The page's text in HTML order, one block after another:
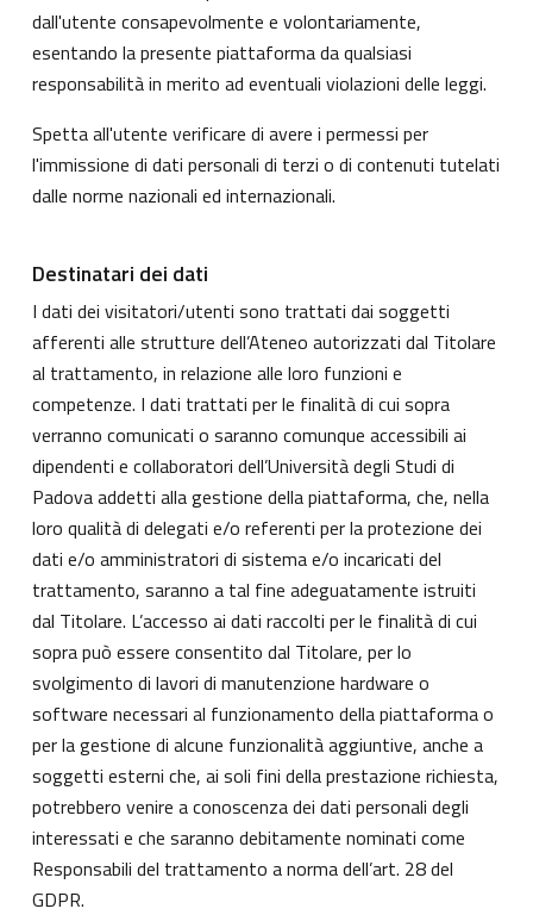
dall'utente consapevolmente e volontariamente,
esentando la presente piattaforma da qualsiasi
responsabilità in merito ad eventuali violazioni delle leggi.
Spetta all'utente verificare di avere i permessi per
l'immissione di dati personali di terzi o di contenuti tutelati
dalle norme nazionali ed internazionali.
Destinatari dei dati
I dati dei visitatori/utenti sono trattati dai soggetti
afferenti alle strutture dell’Ateneo autorizzati dal Titolare
al trattamento, in relazione alle loro funzioni e
competenze. I dati trattati per le finalità di cui sopra
verranno comunicati o saranno comunque accessibili ai
dipendenti e collaboratori dell’Università degli Studi di
Padova addetti alla gestione della piattaforma, che, nella
loro qualità di delegati e/o referenti per la protezione dei
dati e/o amministratori di sistema e/o incaricati del
trattamento, saranno a tal fine adeguatamente istruiti
dal Titolare. L’accesso ai dati raccolti per le finalità di cui
sopra può essere consentito dal Titolare, per lo
svolgimento di lavori di manutenzione hardware o
software necessari al funzionamento della piattaforma o
per la gestione di alcune funzionalità aggiuntive, anche a
soggetti esterni che, ai soli fini della prestazione richiesta,
potrebbero venire a conoscenza dei dati personali degli
interessati e che saranno debitamente nominati come
Responsabili del trattamento a norma dell’art. 28 del
GDPR.